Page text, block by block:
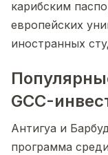
карибским
европейских
иностранных
GCC-
Антигуа и
программа